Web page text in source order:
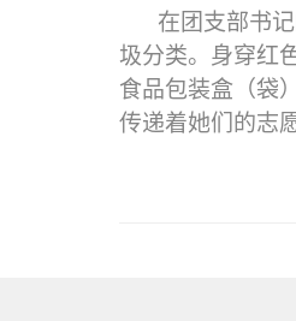
在团支部书
圾分类。身穿红
食品包装盒（袋
传递着她们的志